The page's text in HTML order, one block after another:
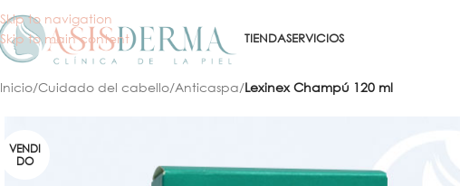
Skip to navigation
Skip to main content
TIENDASERVICIOS
Inicio/Cuidado del cabello/Anticaspa/Lexinex Champú 120 ml
VENDI
DO